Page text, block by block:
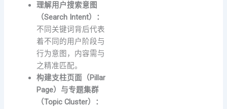
理解用户搜索意图
（Search Intent）：
不同关键词背后代表
着不同的用户阶段与
行为意图，内容需与
之精准匹配。
构建支柱页面（Pillar
Page）与专题集群
（Topic Cluster）：